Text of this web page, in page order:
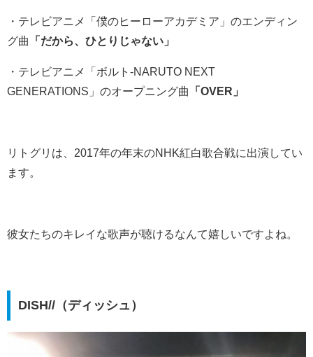
・テレビアニメ「僕のヒーローアカデミア」のエンディン
グ曲
「だから、ひとりじゃない」
・テレビアニメ「ボルト‐NARUTO NEXT
GENERATIONS」のオープニング曲
「OVER」
リトグリは、2017年の年末のNHK紅白歌合戦に出演してい
ます。
彼女たちのキレイな歌声が聴けるなんて嬉しいですよね。
DISH//（ディッシュ）